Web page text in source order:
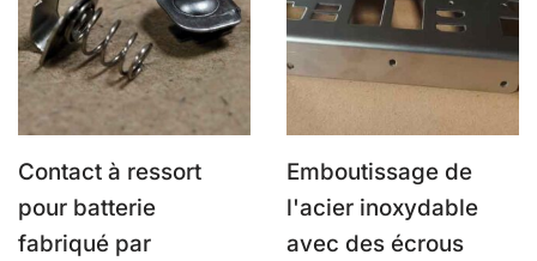
Contact à ressort
pour batterie
fabriqué par
Emboutissage de
l'acier inoxydable
avec des écrous